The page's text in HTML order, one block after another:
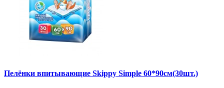
Пелёнки впитывающие Skippy Simple 60*90cм(30шт.)